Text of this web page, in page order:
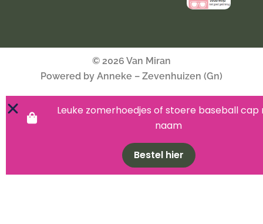
© 2026 Van Miran
Powered by Anneke – Zevenhuizen (Gn)
Leuke zomerhoedjes of stoere baseball cap
naam
Bestel hier